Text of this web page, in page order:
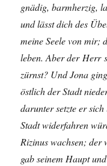
gnädig, barmherzig,
und lässt dich des
meine Seele von mir;
leben. Aber der Herr
zürnst? Und Jona
östlich der Stadt
darunter setzte er
Stadt widerfahren
Rizinus wachsen; der
gab seinem Haupt